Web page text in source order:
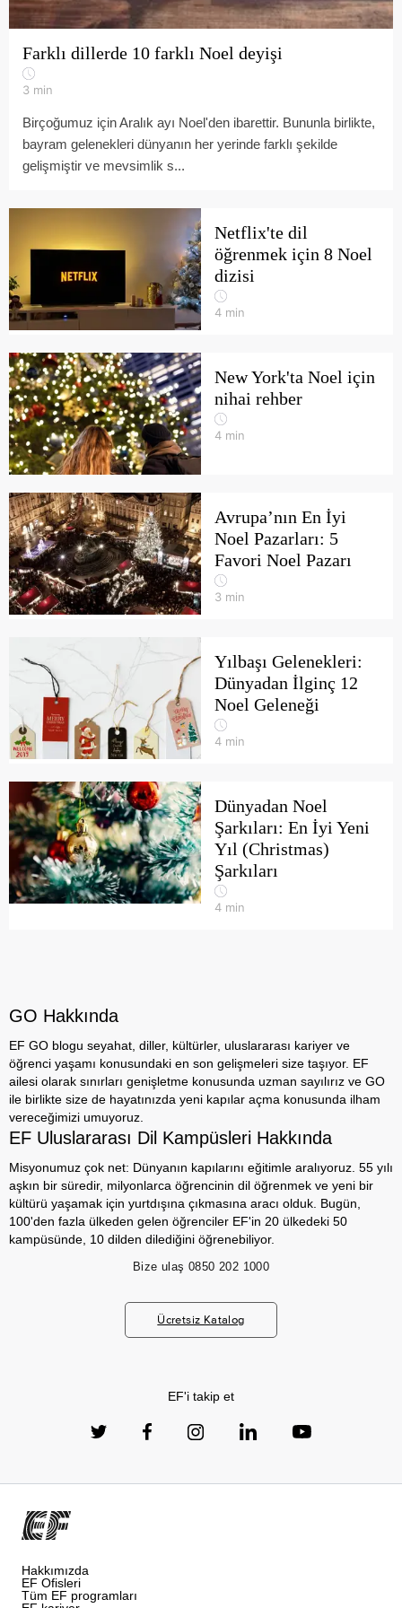
Farklı dillerde 10 farklı Noel deyişi
3 min
Birçoğumuz için Aralık ayı Noel'den ibarettir. Bununla birlikte,
bayram gelenekleri dünyanın her yerinde farklı şekilde
gelişmiştir ve mevsimlik s...
Netflix'te dil
öğrenmek için 8 Noel
dizisi
4 min
New York'ta Noel için
nihai rehber
4 min
Avrupa’nın En İyi
Noel Pazarları: 5
Favori Noel Pazarı
3 min
Yılbaşı Gelenekleri:
Dünyadan İlginç 12
Noel Geleneği
4 min
Dünyadan Noel
Şarkıları: En İyi Yeni
Yıl (Christmas)
Şarkıları
4 min
GO Hakkında
EF GO blogu seyahat, diller, kültürler, uluslararası kariyer ve
öğrenci yaşamı konusundaki en son gelişmeleri size taşıyor. EF
ailesi olarak sınırları genişletme konusunda uzman sayılırız ve GO
ile birlikte size de hayatınızda yeni kapılar açma konusunda ilham
vereceğimizi umuyoruz.
EF Uluslararası Dil Kampüsleri Hakkında
Misyonumuz çok net: Dünyanın kapılarını eğitimle aralıyoruz. 55 yılı
aşkın bir süredir, milyonlarca öğrencinin dil öğrenmek ve yeni bir
kültürü yaşamak için yurtdışına çıkmasına aracı olduk. Bugün,
100'den fazla ülkeden gelen öğrenciler EF'in 20 ülkedeki 50
kampüsünde, 10 dilden dilediğini öğrenebiliyor.
Bize ulaş 0850 202 1000
Ücretsiz Katalog
EF'i takip et
Hakkımızda
EF Ofisleri
Tüm EF programları